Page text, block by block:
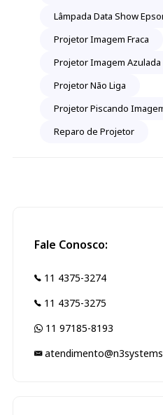
Lâmpada Data Show
Projetor Imagem Fraca
Projetor Imagem Azulada
Projetor Não Liga
Projetor Piscando
Reparo de Projetor
Fale Conosco:
11 4375-3274
11 4375-3275
11 97185-8193